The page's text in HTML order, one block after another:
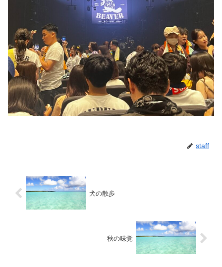
staff
犬の散歩
秋の味覚